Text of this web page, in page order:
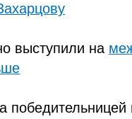
выступили на